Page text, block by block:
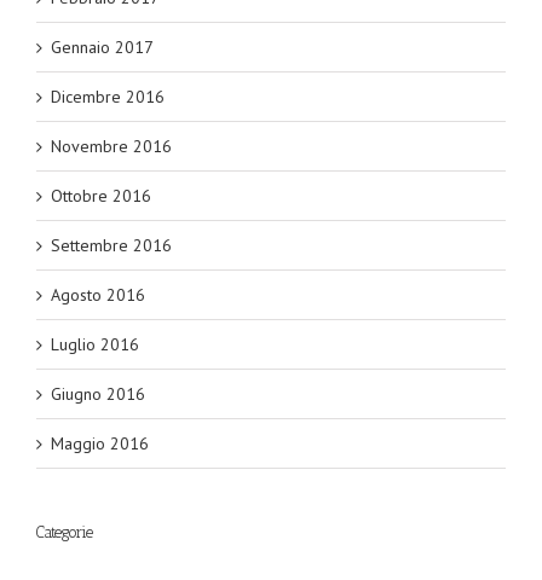
Gennaio 2017
Dicembre 2016
Novembre 2016
Ottobre 2016
Settembre 2016
Agosto 2016
Luglio 2016
Giugno 2016
Maggio 2016
Categorie